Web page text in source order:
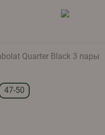
Quarter Black 3 пары
47-50